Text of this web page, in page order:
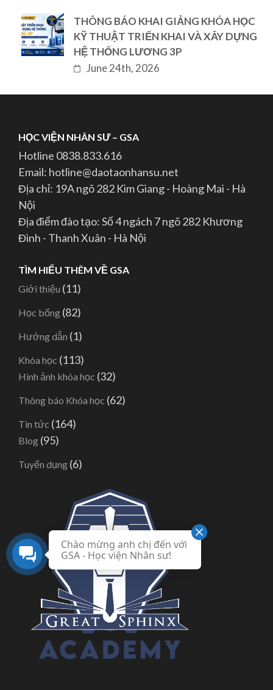
THÔNG BÁO KHAI GIẢNG KHÓA HỌC
KỸ THUẬT TRIỂN KHAI VÀ XÂY DỰNG
HỆ THỐNG LƯƠNG 3P
June 24th, 2026
HỌC VIỆN NHÂN SƯ – GSA
Hotline 0838.833.616
Email: hotline@daotaonhansu.net
Địa chỉ: 19A ngõ 282 Kim Giang - Hoàng Mai - Hà
Nội
Địa điểm đào tạo: Số 4 ngách 7 ngõ 282 Khương
Đình - Thanh Xuân - Hà Nội
TÌM HIỂU THÊM VỀ GSA
Giới thiệu (11)
Học bổng (82)
Hướng dẫn (1)
Khóa học (113)
Hình ảnh khóa học (32)
Thông báo Khóa học (62)
Tin tức (164)
Blog (95)
Tuyển dụng (6)
Chào mừng anh chị đến với
GSA - Học viện Nhân sư!